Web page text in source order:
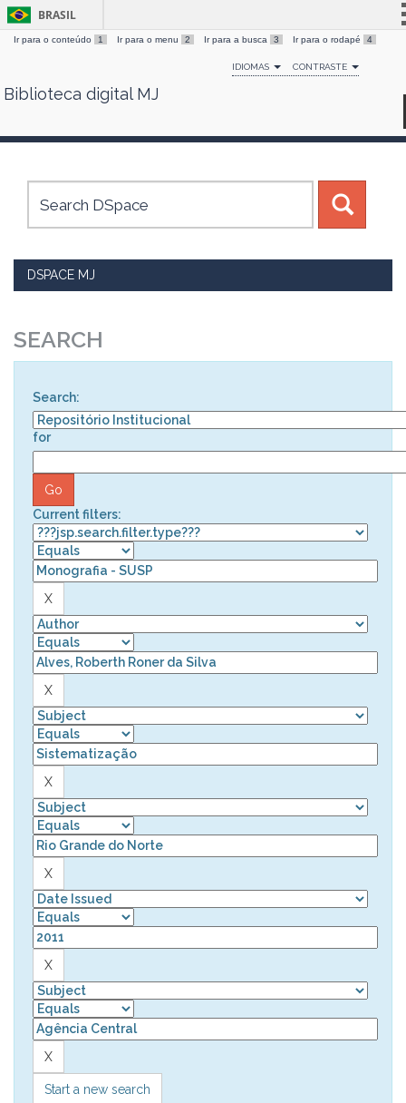
Skip
BRASIL
Simplifique!
Comunica BR
Canais
Ir para o conteúdo 1 Ir para o menu 2 Ir para a busca 3 Ir para o rodapé 4
IDIOMAS CONTRASTE
Biblioteca digital MJ
DSPACE MJ
SEARCH
Search:
for
Current filters:
Start a new search